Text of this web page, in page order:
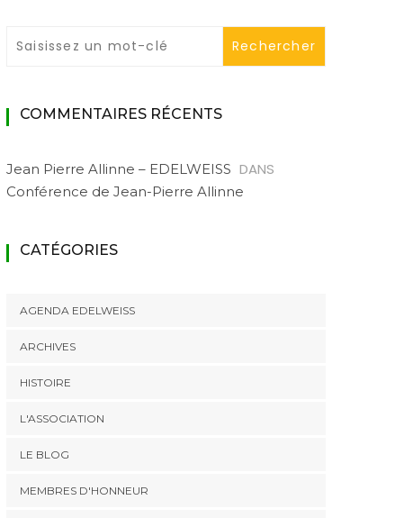
COMMENTAIRES RÉCENTS
Jean Pierre Allinne – EDELWEISS DANS
Conférence de Jean-Pierre Allinne
CATÉGORIES
AGENDA EDELWEISS
ARCHIVES
HISTOIRE
L'ASSOCIATION
LE BLOG
MEMBRES D'HONNEUR